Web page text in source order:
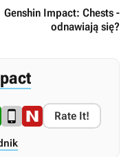
Genshin Impact: Chests -
odnawiają się?
Rate It!